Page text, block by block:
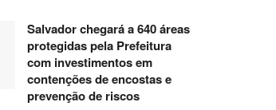
Salvador chegará a 640 áreas
protegidas pela Prefeitura
com investimentos em
contenções de encostas e
prevenção de riscos